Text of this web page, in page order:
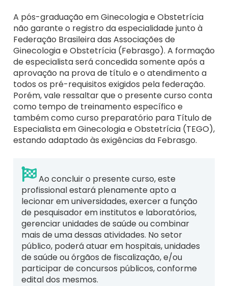
A pós-graduação em Ginecologia e Obstetrícia
não garante o registro da especialidade junto à
Federação Brasileira das Associações de
Ginecologia e Obstetrícia (Febrasgo). A formação
de especialista será concedida somente após a
aprovação na prova de título e o atendimento a
todos os pré-requisitos exigidos pela federação.
Porém, vale ressaltar que o presente curso conta
como tempo de treinamento específico e
também como curso preparatório para Título de
Especialista em Ginecologia e Obstetrícia (TEGO),
estando adaptado às exigências da Febrasgo.
Ao concluir o presente curso, este
profissional estará plenamente apto a
lecionar em universidades, exercer a função
de pesquisador em institutos e laboratórios,
gerenciar unidades de saúde ou combinar
mais de uma dessas atividades. No setor
público, poderá atuar em hospitais, unidades
de saúde ou órgãos de fiscalização, e/ou
participar de concursos públicos, conforme
edital dos mesmos.